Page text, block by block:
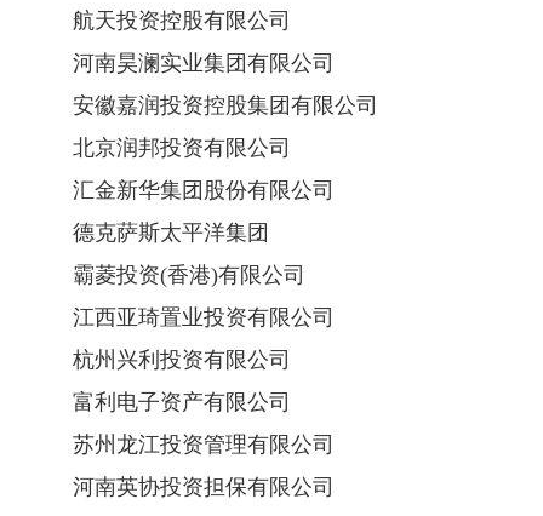
航天投资控股有限公司
河南昊澜实业集团有限公司
安徽嘉润投资控股集团有限公司
北京润邦投资有限公司
汇金新华集团股份有限公司
德克萨斯太平洋集团
霸菱投资(香港)有限公司
江西亚琦置业投资有限公司
杭州兴利投资有限公司
富利电子资产有限公司
苏州龙江投资管理有限公司
河南英协投资担保有限公司